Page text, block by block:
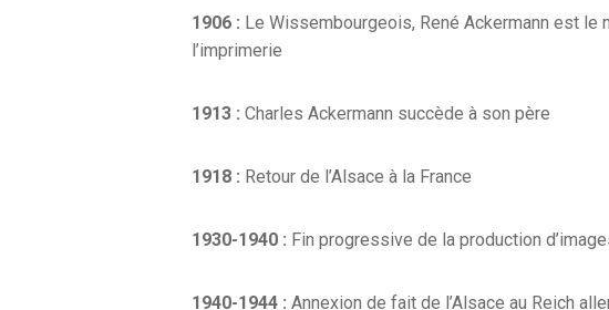
1906 : Le Wissembourgeois, René Ackermann est le
l’imprimerie
1913 : Charles Ackermann succède à son père
1918 : Retour de l’Alsace à la France
1930-1940 : Fin progressive de la production
1940-1944 : Annexion de fait de l’Alsace au Reich